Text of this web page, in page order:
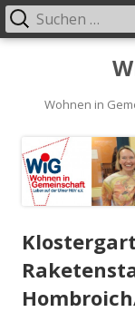
Wohnen in
Primäres